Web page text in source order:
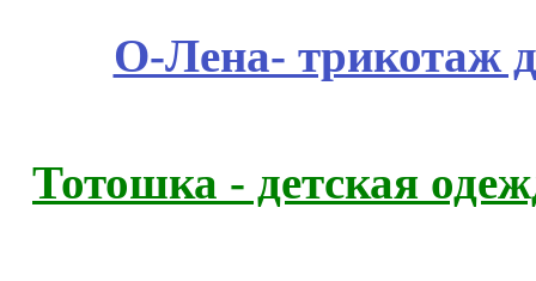
О-Лена- трикотаж
Тотошка - детская